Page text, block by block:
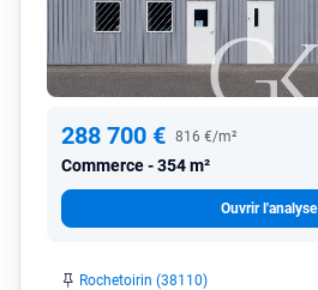
288 700 € 816 €/m²
Commerce 354 m²
Ouvrir l'analyse
Rochetoirin (38110)